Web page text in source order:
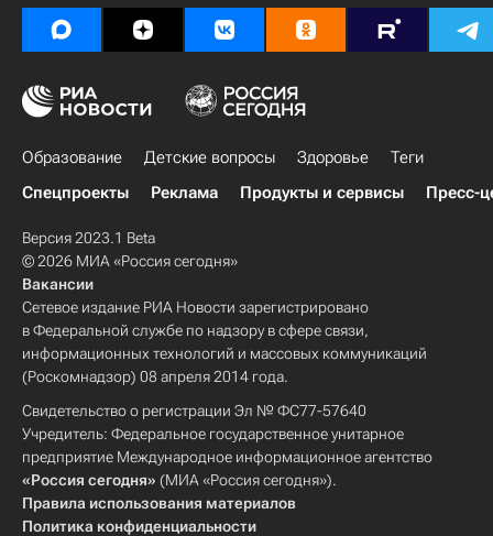
Образование Детские вопросы Здоровье
Теги
Спецпроекты
Реклама Продукты и сервисы Пресс-
Версия 2023.1 Beta
© 2026 МИА «Россия сегодня»
Вакансии
Сетевое издание РИА Новости зарегистрировано
в Федеральной службе по надзору в сфере связи,
информационных технологий и массовых коммуникаций
(Роскомнадзор) 08 апреля 2014 года.
Свидетельство о регистрации Эл № ФС77-57640
Учредитель: Федеральное государственное унитарное
предприятие Международное информационное агентство
«Россия сегодня» (МИА «Россия сегодня»).
Правила использования материалов
Политика конфиденциальности